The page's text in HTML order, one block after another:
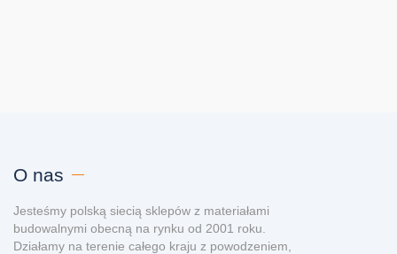
O nas
Jesteśmy polską siecią sklepów z materiałami
budowalnymi obecną na rynku od 2001 roku.
Działamy na terenie całego kraju z powodzeniem,